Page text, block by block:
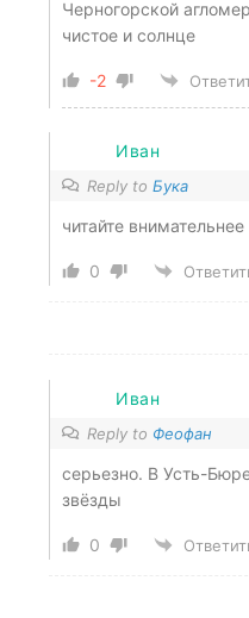
Черногорской
чистое и солнце
-2
Иван
Reply to Бука
читайте внимательнее
0
Иван
Reply to Феофан
серьезно. В Усть-
звёзды
0